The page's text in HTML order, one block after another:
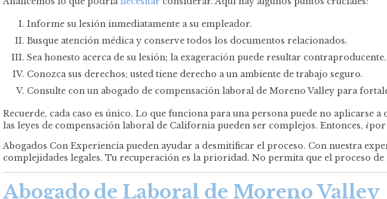
Informe su lesión inmediatamente a su empleador.
Busque atención médica y conserve todos los documentos relacionados.
Sea honesto acerca de su lesión; la exageración puede resultar contraproducente.
Conozca sus derechos; usted tiene derecho a un ambiente de trabajo seguro.
Consulte con un abogado de compensación laboral de Moreno Valley para
Recuerde, cada caso es único. Lo que funciona para una persona puede no aplicarse
las leyes de compensación laboral de California pueden ser complejos. Entonces,
Abogados Con Experiencia pueden ayudar a desmitificar el proceso. Con nuestra
complejidades legales. Tu recuperación es la prioridad. No permita que el proceso de
Abogado de Laboral de Moreno Valley